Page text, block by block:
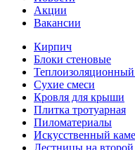
Акции
Вакансии
Кирпич
Блоки стеновые
Сухие смеси
Кровля для крыши
Плитка тротуарная
Пиломатериалы
Искусственный
Лестницы на